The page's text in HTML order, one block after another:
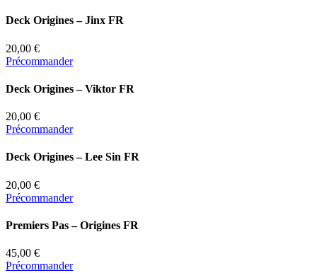
Deck Origines – Jinx FR
20,00 €
Précommander
Deck Origines – Viktor FR
20,00 €
Précommander
Deck Origines – Lee Sin FR
20,00 €
Précommander
Premiers Pas – Origines FR
45,00 €
Précommander